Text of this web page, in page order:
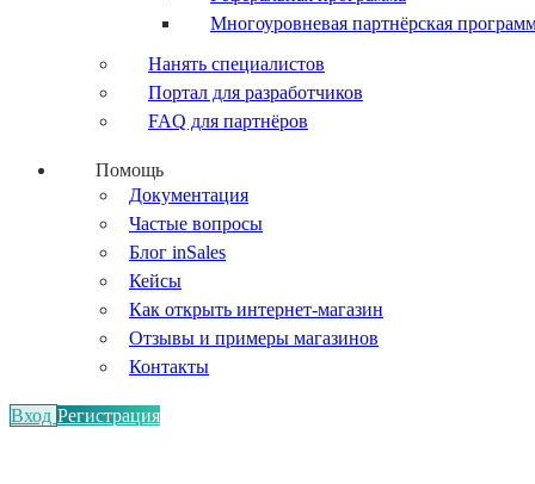
Многоуровневая партнёрская
Нанять специалистов
Портал для разработчиков
FAQ для партнёров
Помощь
Документация
Частые вопросы
Блог inSales
Кейсы
Как открыть интернет-магазин
Отзывы и примеры магазинов
Контакты
Вход Регистрация